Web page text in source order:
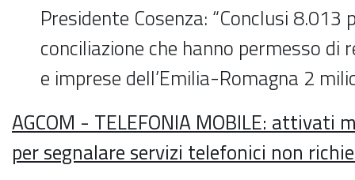
Presidente Cosenza: “Conclusi 8.013
conciliazione che hanno permesso
e imprese dell’Emilia-Romagna 2
AGCOM - TELEFONIA MOBILE: attivati
per segnalare servizi telefonici non